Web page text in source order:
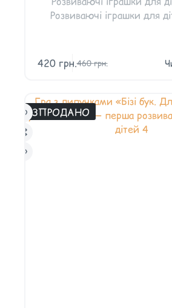
Розвиваючі іграшки для
460грн.
420 грн.
РОЗПРОДАНО